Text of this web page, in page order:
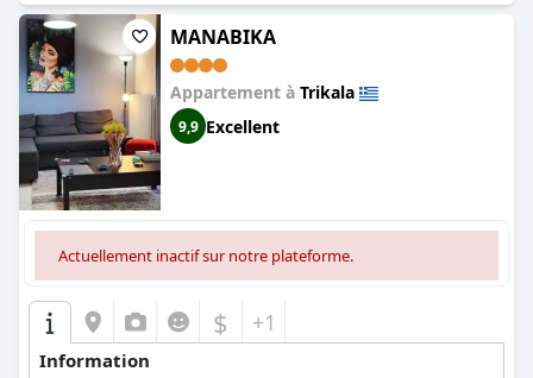
ΜΑΝΑΒΙΚΑ
Appartement à Trikala
9,9 Excellent
Actuellement inactif sur notre plateforme.
$ +1
Information